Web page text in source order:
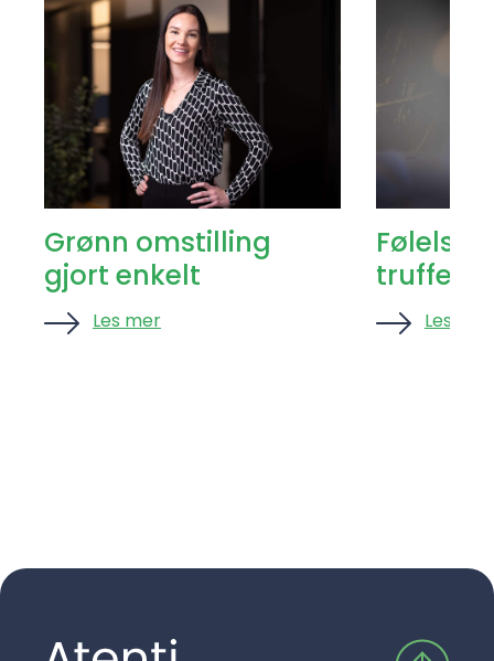
Grønn omstilling
gjort enkelt
Les mer
truffet
Les mer